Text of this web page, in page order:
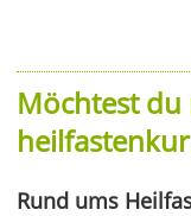
Möchtest
Rund ums